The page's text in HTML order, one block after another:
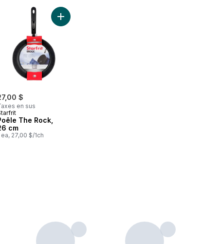
au panier 11 L (12 Pte) au panier
$
en sus
The Rock,
cm
ea, 27,00 $/1ch
Ajouter Poêle The Rock, 26 cm au panier